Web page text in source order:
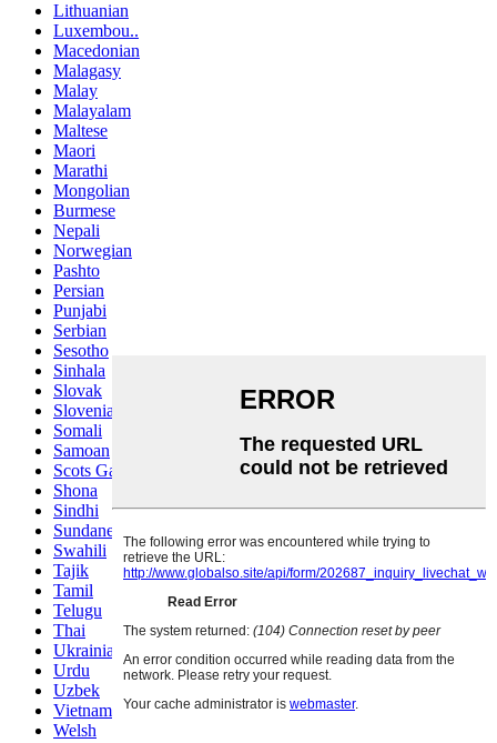
Lithuanian
Luxembou..
Macedonian
Malagasy
Malay
Malayalam
Maltese
Maori
Marathi
Mongolian
Burmese
Nepali
Norwegian
Pashto
Persian
Punjabi
Serbian
Sesotho
Sinhala
Slovak
Slovenian
Somali
Samoan
Scots Gaelic
Shona
Sindhi
Sundanese
Swahili
Tajik
Tamil
Telugu
Thai
Ukrainian
Urdu
Uzbek
Vietnamese
Welsh